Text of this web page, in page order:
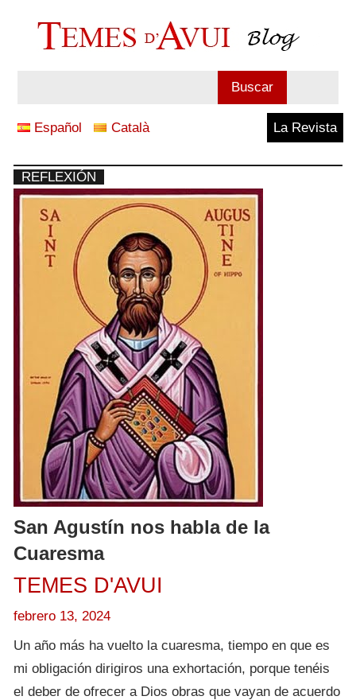
Temes
Buscar
Español Català La Revista
REFLEXIÓN
San Agustín nos habla de la
Cuaresma
TEMES D'AVUI
febrero 13, 2024
Un año más ha vuelto la cuaresma, tiempo en que es
mi obligación dirigiros una exhortación, porque tenéis
el deber de ofrecer a Dios obras que vayan de acuerdo